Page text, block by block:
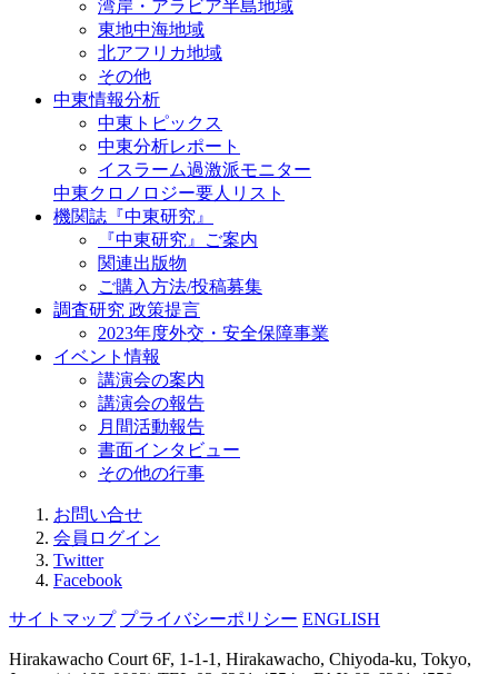
湾岸・アラビア半島地域
東地中海地域
北アフリカ地域
その他
中東情報分析
中東トピックス
中東分析レポート
イスラーム過激派モニター
中東クロノロジー要人リスト
機関誌『中東研究』
『中東研究』ご案内
関連出版物
ご購入方法/投稿募集
調査研究 政策提言
2023年度外交・安全保障事業
イベント情報
講演会の案内
講演会の報告
月間活動報告
書面インタビュー
その他の行事
お問い合せ
会員ログイン
Twitter
Facebook
サイトマップ プライバシーポリシー ENGLISH
Hirakawacho Court 6F, 1-1-1, Hirakawacho, Chiyoda-ku, Tokyo,